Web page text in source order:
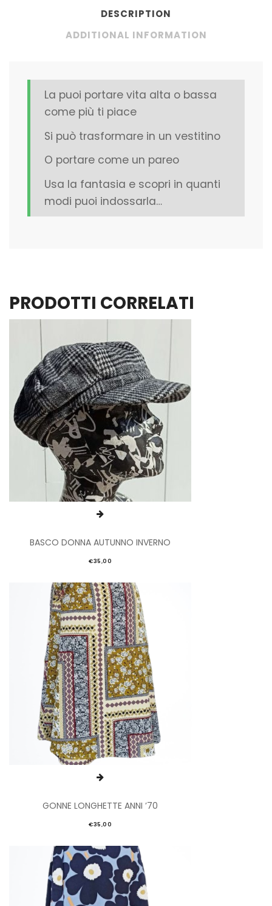
DESCRIPTION
ADDITIONAL INFORMATION
La puoi portare vita alta o bassa
come più ti piace
Si può trasformare in un vestitino
O portare come un pareo
Usa la fantasia e scopri in quanti
modi puoi indossarla…
PRODOTTI CORRELATI
BASCO DONNA AUTUNNO INVERNO
€35,00
GONNE LONGHETTE ANNI ’70
€35,00